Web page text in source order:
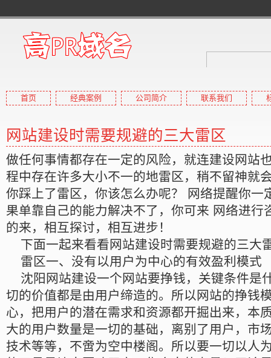
高权重域名,高外链域名,高
首页 经典案例 公司简介 联系我们
网站建设时需要规避的三大雷区
做任何事情都存在一定的风险，就连建设网站
程中存在许多大小不一的地雷区，稍不留神就
你踩上了雷区，你该怎么办呢？ 网络提醒你一
果单靠自己的能力解决不了，你可来 网络进行
的来，相互探讨，相互进步！
下面一起来看看网站建设时需要规避的三大
雷区一、没有以用户为中心的有效盈利模式
沈阳网站建设一个网站要挣钱，关键条件是
切的价值都是由用户缔造的。所以网站的挣钱
心，把用户的潜在需求和资源都开掘出来，本
大的用户数量是一切的基础，离别了用户，市
技术等等，不啻为空中楼阁。所以要一切以人